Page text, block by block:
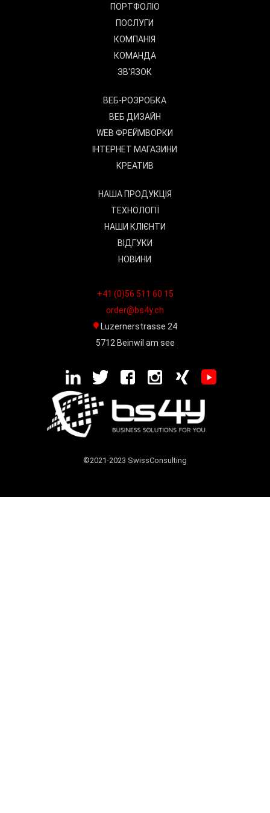
©2021-2023 SwissConsulting
ПОРТФОЛІО
ПОСЛУГИ
КОМПАНІЯ
КОМАНДА
ЗВ'ЯЗОК
ВЕБ-РОЗРОБКА
ВЕБ ДИЗАЙН
WEB ФРЕЙМВОРКИ
ІНТЕРНЕТ МАГАЗИНИ
КРЕАТИВ
НАША ПРОДУКЦІЯ
ТЕХНОЛОГІЇ
НАШИ КЛІЄНТИ
ВІДГУКИ
НОВИНИ
+41 (0)56 511 60 15
order@bs4y.ch
Luzernerstrasse 24
5712 Beinwil am see